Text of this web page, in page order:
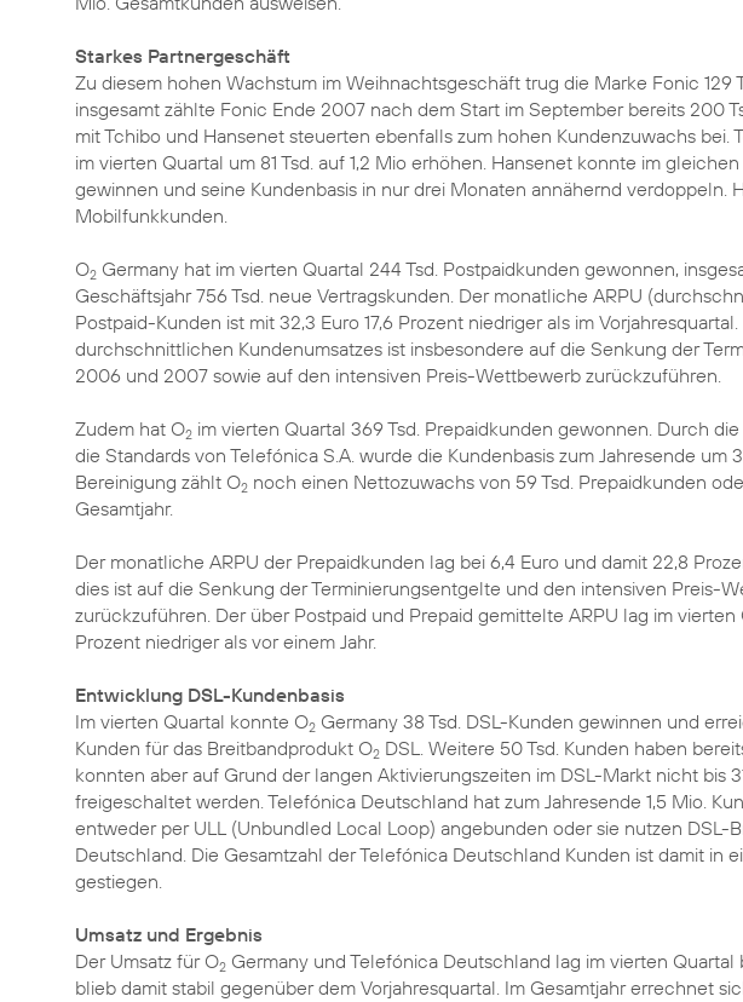
Starkes Partnergeschäft
Zu diesem hohen Wachstum im Weihnachtsgeschäft trug die Marke Fonic 129
insgesamt zählte Fonic Ende 2007 nach dem Start im September bereits 200
mit Tchibo und Hansenet steuerten ebenfalls zum hohen Kundenzuwachs bei.
im vierten Quartal um 81 Tsd. auf 1,2 Mio erhöhen. Hansenet konnte im gleichen
gewinnen und seine Kundenbasis in nur drei Monaten annähernd verdoppeln.
Mobilfunkkunden.
O2 Germany hat im vierten Quartal 244 Tsd. Postpaidkunden gewonnen,
Geschäftsjahr 756 Tsd. neue Vertragskunden. Der monatliche ARPU
Postpaid-Kunden ist mit 32,3 Euro 17,6 Prozent niedriger als im
durchschnittlichen Kundenumsatzes ist insbesondere auf die Senkung der
2006 und 2007 sowie auf den intensiven Preis-Wettbewerb zurückzuführen.
Zudem hat O2 im vierten Quartal 369 Tsd. Prepaidkunden gewonnen. Durch
die Standards von Telefónica S.A. wurde die Kundenbasis zum Jahresende um
Bereinigung zählt O2 noch einen Nettozuwachs von 59 Tsd. Prepaidkunden
Gesamtjahr.
Der monatliche ARPU der Prepaidkunden lag bei 6,4 Euro und damit 22,8
dies ist auf die Senkung der Terminierungsentgelte und den intensiven Preis-
zurückzuführen. Der über Postpaid und Prepaid gemittelte ARPU lag im vierten
Prozent niedriger als vor einem Jahr.
Entwicklung DSL-Kundenbasis
Im vierten Quartal konnte O2 Germany 38 Tsd. DSL-Kunden gewinnen und
Kunden für das Breitbandprodukt O2 DSL. Weitere 50 Tsd. Kunden haben
konnten aber auf Grund der langen Aktivierungszeiten im DSL-Markt nicht bis
freigeschaltet werden. Telefónica Deutschland hat zum Jahresende 1,5 Mio.
entweder per ULL (Unbundled Local Loop) angebunden oder sie nutzen DSL-
Deutschland. Die Gesamtzahl der Telefónica Deutschland Kunden ist damit in
gestiegen.
Umsatz und Ergebnis
Der Umsatz für O2 Germany und Telefónica Deutschland lag im vierten
blieb damit stabil gegenüber dem Vorjahresquartal. Im Gesamtjahr errechnet